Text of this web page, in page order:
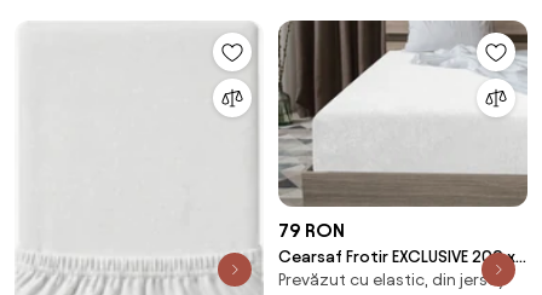
79 RON
Cearsaf Frotir EXCLUSIVE 200 x
220 cm alb
Prevăzut cu elastic, din jersey